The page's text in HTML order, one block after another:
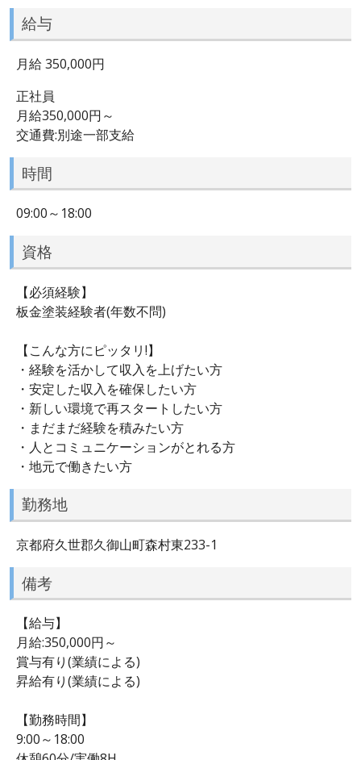
給与
月給 350,000円
正社員
月給350,000円～
交通費:別途一部支給
時間
09:00～18:00
資格
【必須経験】
板金塗装経験者(年数不問)
【こんな方にピッタリ!】
・経験を活かして収入を上げたい方
・安定した収入を確保したい方
・新しい環境で再スタートしたい方
・まだまだ経験を積みたい方
・人とコミュニケーションがとれる方
・地元で働きたい方
勤務地
京都府久世郡久御山町森村東233-1
備考
【給与】
月給:350,000円～
賞与有り(業績による)
昇給有り(業績による)
【勤務時間】
9:00～18:00